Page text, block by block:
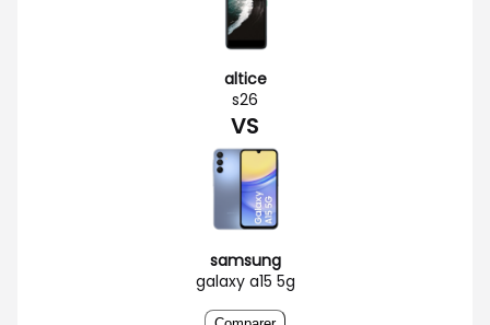
altice
s26
VS
samsung
galaxy a15 5g